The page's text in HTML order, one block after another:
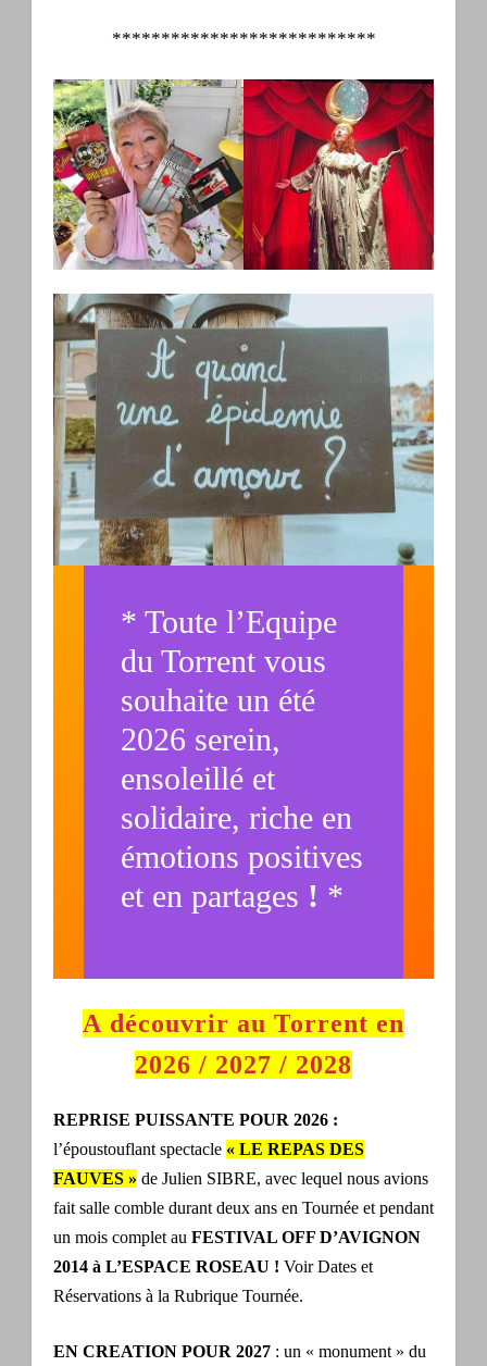
***************************
* Toute l’Equipe
du Torrent vous
souhaite un été
2026 serein,
ensoleillé et
solidaire, riche en
émotions positives
et en partages ! *
A découvrir au Torrent en
2026 / 2027 / 2028
REPRISE PUISSANTE POUR 2026 :
l’époustouflant spectacle « LE REPAS DES
FAUVES » de Julien SIBRE, avec lequel nous avions
fait salle comble durant deux ans en Tournée et pendant
un mois complet au FESTIVAL OFF D’AVIGNON
2014 à L’ESPACE ROSEAU ! Voir Dates et
Réservations à la Rubrique Tournée.
EN CREATION POUR 2027: un « monument » du